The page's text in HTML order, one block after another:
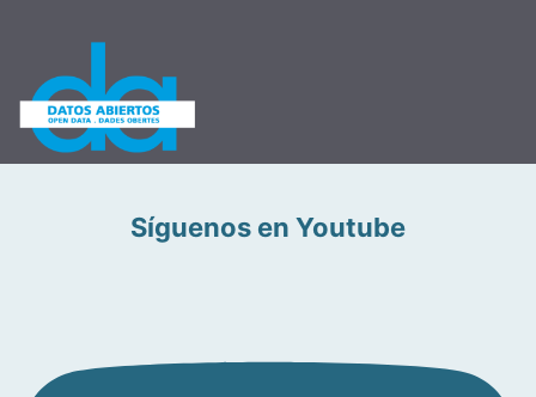
Síguenos en Youtube